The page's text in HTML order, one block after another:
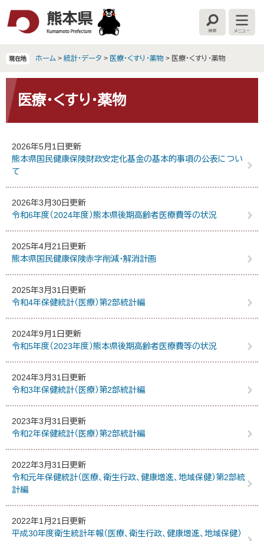
で
ば
検
索
メ
ニ
現在地 ホーム > 統計・データ > 医療・くすり・薬物 > 医療・くすり・薬物
文
医療・くすり・薬物
2026年5月1日更新
熊本県国民健康保険財政安定化基金の基本的事項の公表につい
て
2026年3月30日更新
令和6年度（2024年度）熊本県後期高齢者医療費等の状況
2025年4月21日更新
熊本県国民健康保険赤字削減・解消計画
2025年3月31日更新
令和4年保健統計（医療）第2部統計編
2024年9月1日更新
令和5年度（2023年度）熊本県後期高齢者医療費等の状況
2024年3月31日更新
令和3年保健統計（医療）第2部統計編
2023年3月31日更新
令和2年保健統計（医療）第2部統計編
2022年3月31日更新
令和元年保健統計（医療、衛生行政、健康増進、地域保健）第2部統
計編
2022年1月21日更新
平成30年度衛生統計年報（医療、衛生行政、健康増進、地域保健）